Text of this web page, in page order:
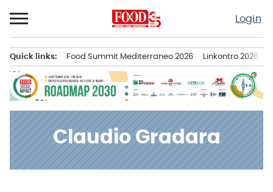
al
contenuto
Login
principale
Quick links: Food Summit Mediterraneo 2026 Linkontro 2026
Claudio Gradara